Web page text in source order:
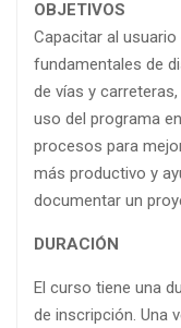
OBJETIVOS
Capacitar al
fundamentales de
de vías y
uso del programa
procesos para
más productivo y
documentar un
DURACIÓN
El curso tiene una
de inscripción. Una